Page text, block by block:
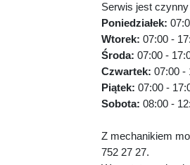
Serwis jest
Poniedziałek:
Wtorek: 07:00 -
Środa: 07:00 -
Czwartek: 07:00 -
Piątek: 07:00 -
Sobota: 08:00 -
Z mechanikiem
752 27 27.